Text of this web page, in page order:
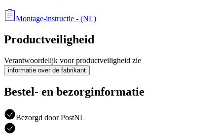
Montage-instructie - (NL)
Productveiligheid
Verantwoordelijk voor productveiligheid zie
informatie over de fabrikant
Bestel- en bezorginformatie
Bezorgd door PostNL